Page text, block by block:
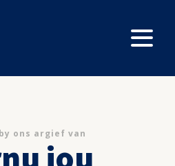
ons argief van
jou